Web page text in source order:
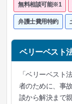
無料相談可能※1
弁護士費用特約
ベリーベスト
「ベリーベスト
者のために、事
談から解決まで